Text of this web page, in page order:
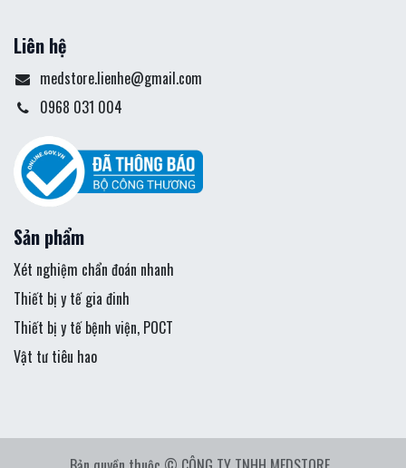
Liên hệ
medstore.lienhe@gmail.com
0968 031 004
Sản phẩm
Xét nghiệm chẩn đoán nhanh
Thiết bị y tế gia đinh
Thiết bị y tế bệnh viện, POCT
Vật tư tiêu hao